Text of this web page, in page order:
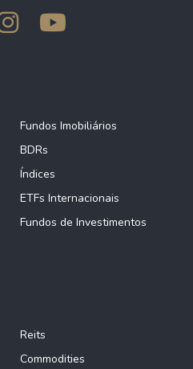
Fundos Imobiliários
BDRs
Índices
ETFs Internacionais
Fundos de Investimentos
Reits
Commodities